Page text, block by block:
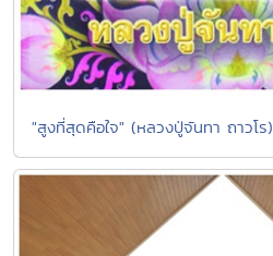
"สูงที่สุดคือใจ" (หลวงปู่จันทา ถาวโร)